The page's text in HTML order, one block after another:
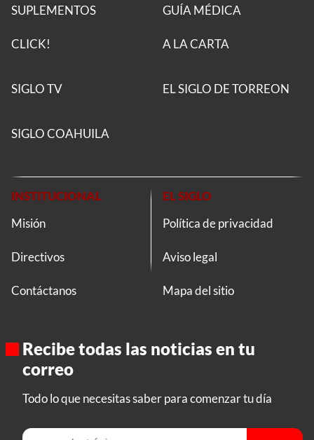
SUPLEMENTOS
CLICK!
GUÍA MÉDICA
A LA CARTA
SIGLO TV EL SIGLO DE TORREON
SIGLO COAHUILA
INSTITUCIONAL
Misión
Directivos
Contáctanos
EL SIGLO
Política de privacidad
Aviso legal
Mapa del sitio
Recibe todas las noticias en tu
correo
Todo lo que necesitas saber para comenzar tu día